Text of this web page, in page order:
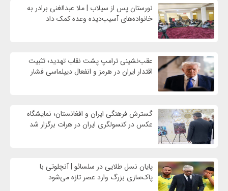
نورستان پس از سیلاب | ملا عبدالغنی برادر به
خانواده‌های آسیب‌دیده وعده کمک داد
عقب‌نشینی ترامپ پشت نقاب تهدید؛ تثبیت
اقتدار ایران در هرمز و انفعال دیپلماسی فشار
گسترش فرهنگی ایران و افغانستان؛ نمایشگاه
عکس در کنسولگری ایران در هرات برگزار شد
پایان نسل طلایی در سلسائو | آنچلوتی با
پاک‌سازی بزرگ وارد عصر تازه می‌شود